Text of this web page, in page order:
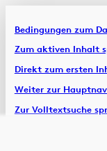
Bedingungen zum
Zum aktiven Inhalt
Direkt zum ersten
Weiter zur
Zur Volltextsuche